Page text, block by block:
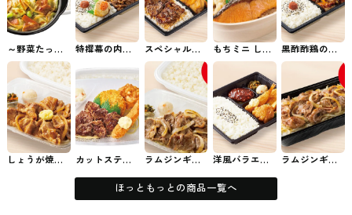
～野菜たっぷ
り～肉野菜炒
め弁当 ほっと
もっとのお弁
当
特撰幕の内弁
当 ほっともっ
とのお弁当
スペシャル洋
風バラエティ
弁当 ほっとも
っとのお弁当
もちミニ しゃ
け弁当 ほっと
もっとのお弁
黒酢酢鶏の幕
の内弁当 ほっ
ともっとのお
しょうが焼き
弁当 ほっとも
カットステー
キ＆ミックス
フライ弁当 ほ
っともっとの
ラムジンギス
カン弁当 ほっ
ともっとのお
弁当
洋風バラエテ
ィ弁当 ほっと
もっとのお弁
当
ラムジンギス
カン重 ほっと
ほっともっとの商品一覧へ